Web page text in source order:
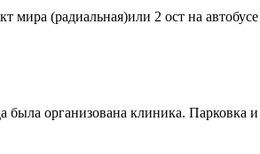
мира (радиальная)или 2 ост на
организована клиника. Парковка